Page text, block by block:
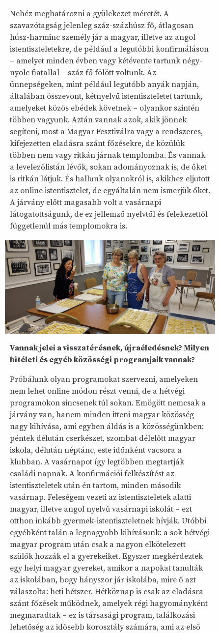
Nehéz meghatározni a gyülekezet méretét. A
szavazótagság jelenleg száz-százhúsz fő, átlagosan
húsz-harminc személy jár a magyar, illetve az angol
istentiszteletekre, de például a legutóbbi konfirmáláson
– amelyet minden évben vagy kétévente tartunk négy-
nyolc fiatallal – száz fő fölött voltunk. Az
ünnepségeken, mint például legutóbb anyák napján,
általában összevont, kétnyelvű istentiszteletet tartunk,
amelyeket közös ebédek követnek – olyankor szintén
többen vagyunk. Aztán vannak azok, akik jönnek
segíteni, most a Magyar Fesztiválra vagy a rendszeres,
kifejezetten eladásra szánt főzésekre, de közülük
többen nem vagy ritkán járnak templomba. És vannak
a levelezőlistán lévők, sokan adományoznak is, de őket
is ritkán látjuk. És hallunk olyanokról is, akikhez eljutott
az online istentisztelet, de egyáltalán nem ismerjük őket.
A járvány előtt magasabb volt a vasárnapi
látogatottságunk, de ez jellemző nyelvtől és felekezettől
függetlenül más templomokra is.
Vannak jelei a visszatérésnek, újraéledésnek? Milyen
hitéleti és egyéb közösségi programjaik vannak?
Próbálunk olyan programokat szervezni, amelyeken
nem lehet online módon részt venni, de a hétvégi
programokon sincsenek túl sokan. Emögött nemcsak a
járvány van, hanem minden itteni magyar közösség
nagy kihívása, ami egyben áldás is a közösségünkben:
péntek délután cserkészet, szombat délelőtt magyar
iskola, délután néptánc, este időnként vacsora a
klubban. A vasárnapot így legtöbben megtartják
családi napnak. A konfirmációi felkészítést az
istentiszteletek után én tartom, minden második
vasárnap. Feleségem vezeti az istentiszteletek alatti
magyar, illetve angol nyelvű vasárnapi iskolát – ezt
otthon inkább gyermek-istentiszteletnek hívják. Utóbbi
egyébként talán a legnagyobb kihívásunk: a sok hétvégi
magyar program után csak a nagyon elkötelezett
szülők hozzák el a gyerekeiket. Egyszer megkérdeztek
egy helyi magyar gyereket, amikor a napokat tanulták
az iskolában, hogy hányszor jár iskolába, mire ő azt
válaszolta: heti hétszer. Hétköznap is csak az eladásra
szánt főzések működnek, amelyek régi hagyományként
megmaradtak – ez is társasági program, találkozási
lehetőség az idősebb korosztály számára, ami az első